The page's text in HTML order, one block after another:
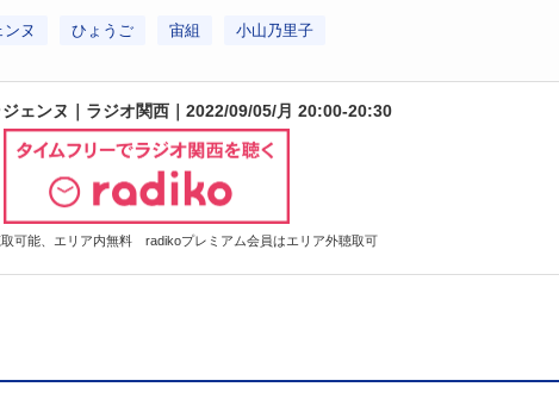
ンヌ ひょうご 宙組 小山乃里子
ジェンヌ｜ラジオ関西｜2022/09/05/月 20:00-20:30
可能、エリア内無料 radikoプレミアム会員はエリア外聴取可